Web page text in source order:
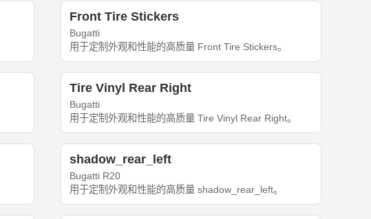
Front Tire Stickers
Bugatti
用于定制外观和性能的高质量 Front Tire Stickers。
Tire Vinyl Rear Right
Bugatti
用于定制外观和性能的高质量 Tire Vinyl Rear Right。
shadow_rear_left
Bugatti R20
用于定制外观和性能的高质量 shadow_rear_left。